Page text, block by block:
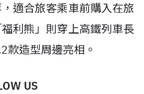
適合旅客乘車前購入在旅
利熊」則穿上高鐵列車長
款造型周邊亮相。
US